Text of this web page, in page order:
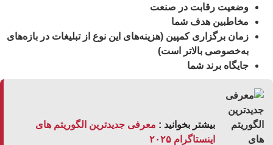
وضعیت رقابت در صنعت
مخاطبین هدف شما
زمان برگزاری کمپین (هزینه‌های این نوع از تبلیغات در بازه‌های
به‌خصوصی بالاتر است)
جایگاه برند شما
بیشتر بخوانید : معرفی جدیدترین الگوریتم های
اینستاگرام ۲۰۲۵